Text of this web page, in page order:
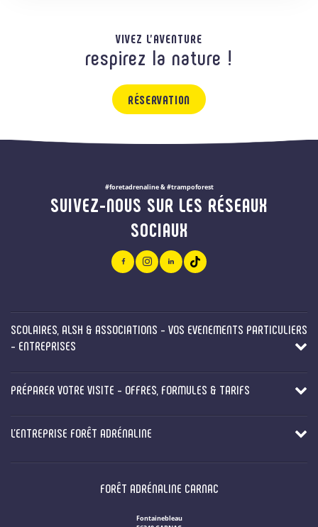
VIVEZ L'AVENTURE
respirez la nature !
RÉSERVATION
#foretadrenaline & #trampoforest
SUIVEZ-NOUS SUR LES RÉSEAUX
SOCIAUX
SCOLAIRES, ALSH & ASSOCIATIONS - VOS EVENEMENTS PARTICULIERS
- ENTREPRISES
PRÉPARER VOTRE VISITE - OFFRES, FORMULES & TARIFS
L'ENTREPRISE FORÊT ADRÉNALINE
FORÊT ADRÉNALINE CARNAC
Fontainebleau